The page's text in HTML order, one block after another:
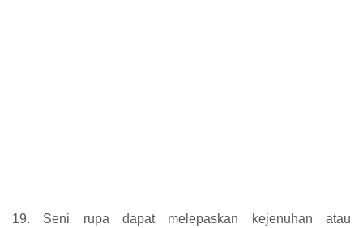
19. Seni rupa dapat melepaskan kejenuhan atau